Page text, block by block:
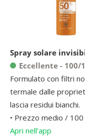
Spray solare
Eccellente - 100/
Formulato con filtri
termale dalle
lascia residui bianchi.
• Prezzo medio /
Apri nell’app